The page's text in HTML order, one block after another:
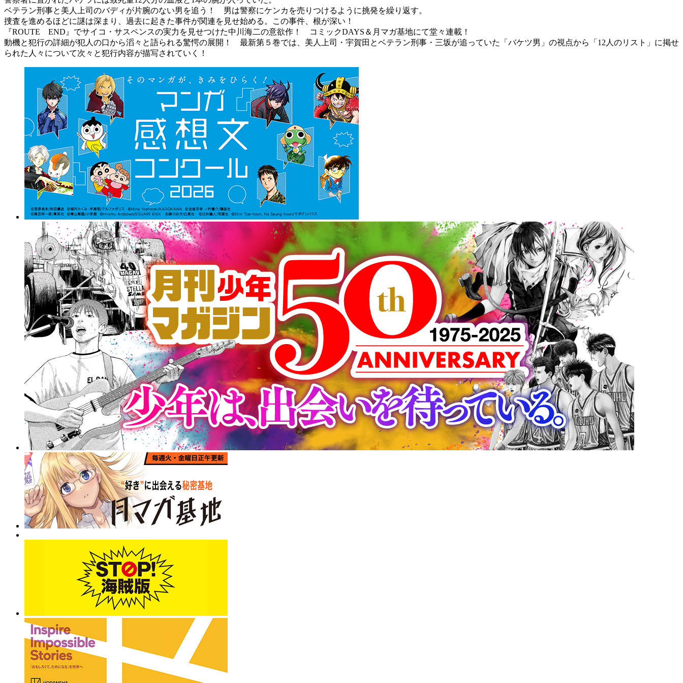
ベテラン刑事と美人上司のバディが片腕のない男を追う！ 男は警察にケンカを売りつけるように挑発を繰り返す。
捜査を進めるほどに謎は深まり、過去に起きた事件が関連を見せ始める。この事件、根が深い！
『ROUTE END』でサイコ・サスペンスの実力を見せつけた中川海二の意欲作！ コミックDAYS＆月マガ基地にて堂々連載！
動機と犯行の詳細が犯人の口から滔々と語られる驚愕の展開！ 最新第５巻では、美人上司・宇賀田とベテラン刑事・三坂が追っていた「バケツ男」の視点から「12人のリスト」に掲せ
られた人々について次々と犯行内容が描写されていく！